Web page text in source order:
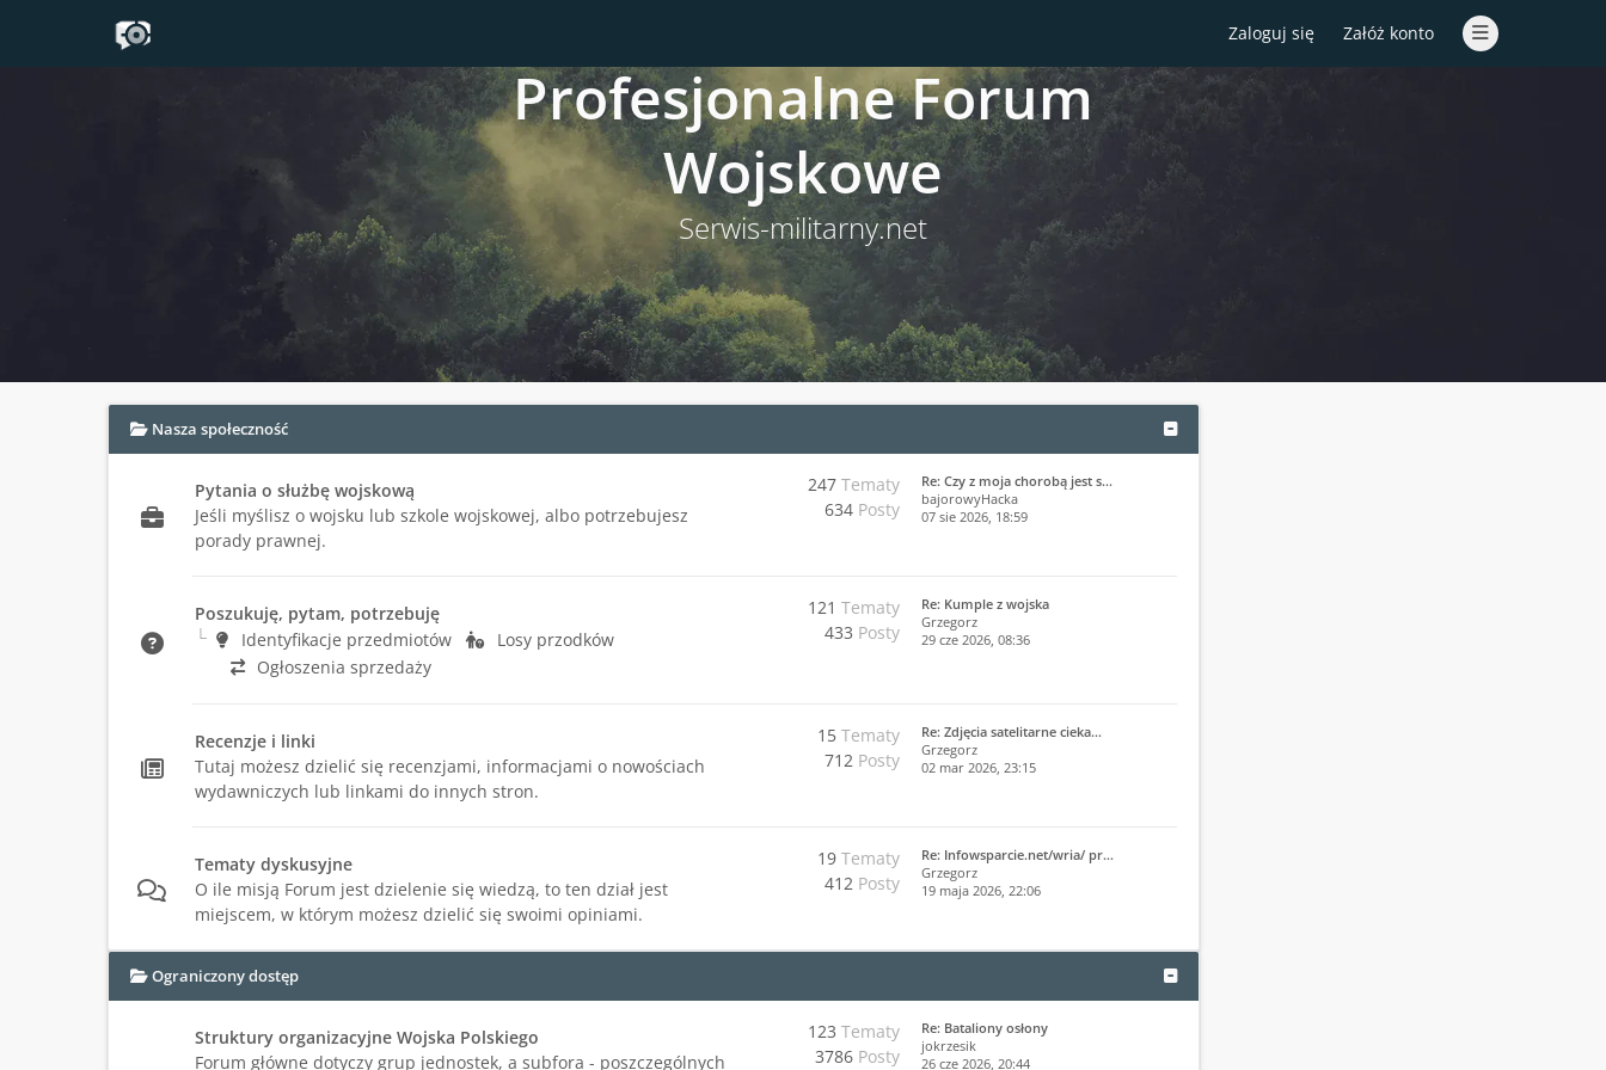
Zaloguj się Załóż konto
Profesjonalne Forum
Wojskowe
Serwis-militarny.net
aby zobaczyć w tym miejscu podsumowanie najnowszych wpisów od czasów Twojej ostatniej wizyty.
Nasza społeczność
Pytania o służbę wojskową
Jeśli myślisz o wojsku lub szkole wojskowej, albo potrzebujesz
porady prawnej.
247 Tematy
634 Posty
Re: Czy z moja chorobą jest s…
bajorowyHacka
07 sie 2026, 18:59
Poszukuję, pytam, potrzebuję
Identyfikacje przedmiotów
Losy przodków
Ogłoszenia sprzedaży
121 Tematy
433 Posty
Re: Kumple z wojska
Grzegorz
29 cze 2026, 08:36
Recenzje i linki
Tutaj możesz dzielić się recenzjami, informacjami o nowościach
wydawniczych lub linkami do innych stron.
15 Tematy
712 Posty
Re: Zdjęcia satelitarne cieka…
Grzegorz
02 mar 2026, 23:15
Tematy dyskusyjne
O ile misją Forum jest dzielenie się wiedzą, to ten dział jest
miejscem, w którym możesz dzielić się swoimi opiniami.
19 Tematy
412 Posty
Re: Infowsparcie.net/wria/ pr…
Grzegorz
19 maja 2026, 22:06
Ograniczony dostęp
Struktury organizacyjne Wojska Polskiego
Forum główne dotyczy grup jednostek, a subfora - poszczególnych
123 Tematy
3786 Posty
Re: Bataliony osłony
jokrzesik
26 cze 2026, 20:44